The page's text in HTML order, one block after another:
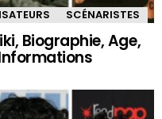
SCÉNARISTES
Biographie, Age,